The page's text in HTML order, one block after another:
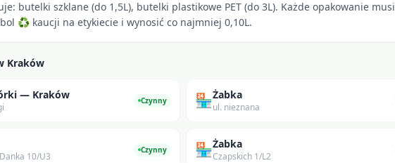
butelki szklane (do 1,5L), butelki plastikowe PET (do 3L). Każde opakowanie musi
♻ kaucji na etykiecie i wynosić co najmniej 0,10L.
Kraków
— Kraków Czynny 🏪Żabka
ul. nieznana
10/U3
Czynny 🏪Żabka
Czapskich 1/L2